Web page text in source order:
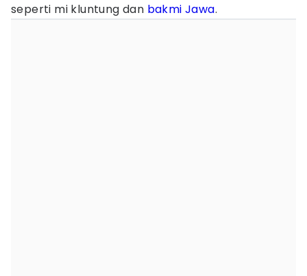
seperti mi kluntung dan bakmi Jawa.